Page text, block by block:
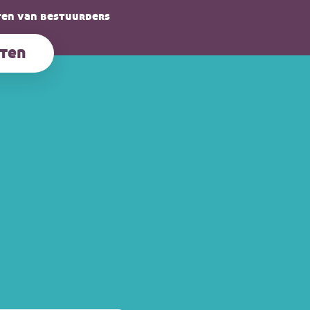
van bestuurders